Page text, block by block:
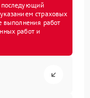
последующий
страховых
выполнения работ
работ и